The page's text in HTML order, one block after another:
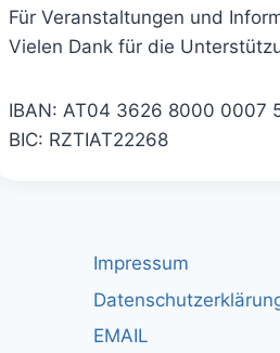
Für Veranstaltungen und
Vielen Dank für die
IBAN: AT04 3626 8000 0007
BIC: RZTIAT22268
Impressum
EMAIL